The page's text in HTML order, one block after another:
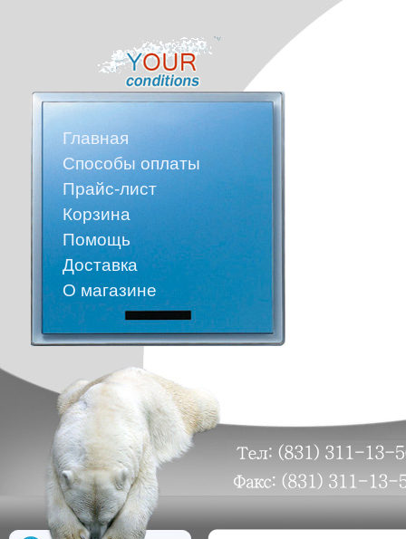
Главная
Способы оплаты
Прайс-лист
Корзина
Помощь
Доставка
О магазине